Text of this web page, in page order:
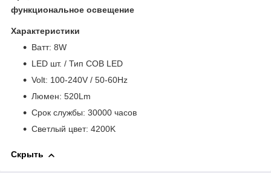
функциональное освещение
Характеристики
Bатт: 8W
LED шт. / Тип COB LED
Volt: 100-240V / 50-60Hz
Люмен: 520Lm
Срок службы: 30000 часов
Светлый цвет: 4200K
Скрыть